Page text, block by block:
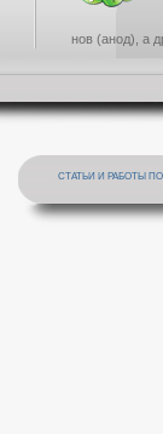
нов (анод), а
СТАТЬИ И РАБОТЫ